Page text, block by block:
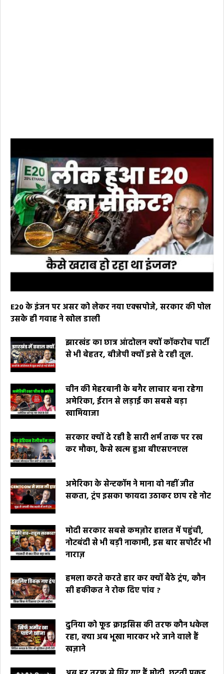
E20 के इंजन पर असर को लेकर नया एक्सपोजे, सरकार की पोल
उसके ही गवाह ने खोल डाली
झारखंड का छात्र आंदोलन क्यों कॉकरोच पार्टी
से भी बेहतर, बीजेपी क्यों इसे दे रही तूल.
चीन की मेहरबानी के बगैर लाचार बना रहेगा
अमेरिका, ईरान से लड़ाई का सबसे बड़ा
खामियाजा
सरकार क्यों दे रही है सारी शर्म ताक पर रख
कर मौका, कैसे खत्म हुआ बीएसएनएल
अमेरिका के सेन्टकॉम ने माना वो नहीं जीत
सकता, ट्रंप इसका फायदा उठाकर छाप रहे नोट
मोदी सरकार सबसे कमज़ोर हालत में पहुंची,
नोटबंदी से भी बड़ी नाकामी, इस बार सपोर्टर भी
नाराज़
हमला करते करते हार कर क्यों बैठे ट्रंप, कौन
सी हकीकत ने रोक दिए पांव ?
दुनिया को फूड क्राइसिस की तरफ कौन धकेल
रहा, क्या अब भूखा मारकर भरे जाने वाले हैं
खज़ाने